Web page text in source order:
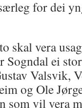
for dei
skal vera
Sogndal ei
Valsvik,
og Ole
som vil vera